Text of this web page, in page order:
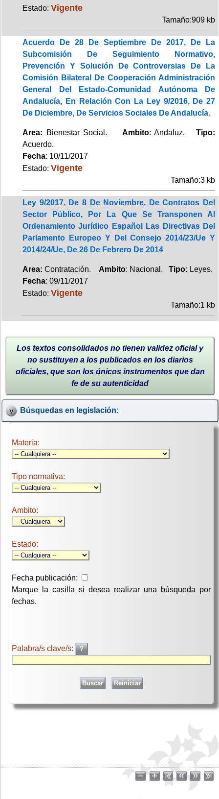
Estado: Vigente
Tamaño:909 kb
Acuerdo De 28 De Septiembre De 2017, De La
Subcomisión De Seguimiento Normativo,
Prevención Y Solución De Controversias De La
Comisión Bilateral De Cooperación Administración
General Del Estado-Comunidad Autónoma De
Andalucía, En Relación Con La Ley 9/2016, De 27
De Diciembre, De Servicios Sociales De Andalucía.
Area: Bienestar Social. Ambito: Andaluz.Tipo:
Acuerdo.
Fecha: 10/11/2017
Estado: Vigente
Tamaño:3 kb
Ley 9/2017, De 8 De Noviembre, De Contratos Del
Sector Público, Por La Que Se Transponen Al
Ordenamiento Jurídico Español Las Directivas Del
Parlamento Europeo Y Del Consejo 2014/23/Ue Y
2014/24/Ue, De 26 De Febrero De 2014
Area: Contratación. Ambito: Nacional. Tipo: Leyes.
Fecha: 09/11/2017
Estado: Vigente
Tamaño:1 kb
Los textos consolidados no tienen validez oficial y
no sustituyen a los publicados en los diarios
oficiales, que son los únicos instrumentos que dan
fe de su autenticidad
Búsquedas en legislación:
Materia:
Tipo normativa:
Ambito:
Estado:
Fecha publicación:
Marque la casilla si desea realizar una búsqueda por
fechas.
Palabra/s clave/s: